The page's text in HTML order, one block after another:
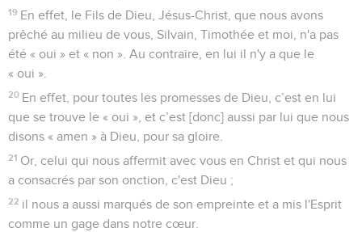
19 En effet, le Fils de Dieu, Jésus-Christ, que nous avons
prêché au milieu de vous, Silvain, Timothée et moi, n'a pas
été « oui » et « non ». Au contraire, en lui il n'y a que le
« oui ».
20 En effet, pour toutes les promesses de Dieu, c’est en lui
que se trouve le « oui », et c’est [donc] aussi par lui que nous
disons « amen » à Dieu, pour sa gloire.
21 Or, celui qui nous affermit avec vous en Christ et qui nous
a consacrés par son onction, c'est Dieu ;
22 il nous a aussi marqués de son empreinte et a mis l'Esprit
comme un gage dans notre cœur.